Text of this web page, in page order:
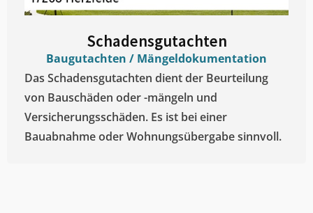
Schadensgutachten
Baugutachten / Mängeldokumentation
Das Schadensgutachten dient der Beurteilung
von Bauschäden oder -mängeln und
Versicherungsschäden. Es ist bei einer
Bauabnahme oder Wohnungsübergabe sinnvoll.